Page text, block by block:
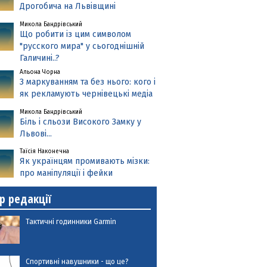
Дрогобича на Львівщині
Микола Бандрівський
Що робити із цим символом
"русского мира" у сьогоднішній
Галичині..?
Альона Чорна
З маркуванням та без нього: кого і
як рекламують чернівецькі медіа
Микола Бандрівський
Біль і сльози Високого Замку у
Львові...
Таїсія Наконечна
Як українцям промивають мізки:
про маніпуляції і фейки
редакції
Тактичні годинники Garmin
Спортивні навушники - що це?